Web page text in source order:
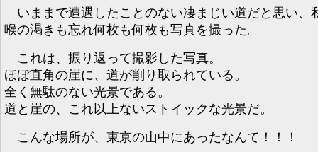
いままで遭遇したことのない凄まじい道だと思い、
喉の渇きも忘れ何枚も何枚も写真を撮った。
これは、振り返って撮影した写真。
ほぼ直角の崖に、道が削り取られている。
全く無駄のない光景である。
道と崖の、これ以上ないストイックな光景だ。
こんな場所が、東京の山中にあったなんて！！！